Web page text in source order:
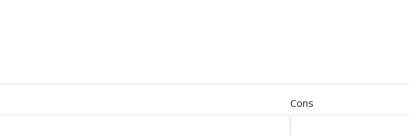
Cons